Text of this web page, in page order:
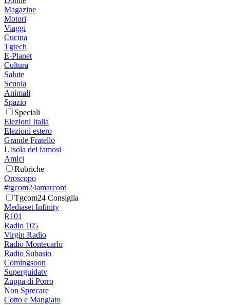
Magazine
Motori
Viaggi
Cucina
Tgtech
E-Planet
Cultura
Salute
Scuola
Animali
Spazio
Speciali
Elezioni Italia
Elezioni estero
Grande Fratello
L'isola dei famosi
Amici
Rubriche
Oroscopo
#tgcom24amarcord
Tgcom24 Consiglia
Mediaset Infinity
R101
Radio 105
Virgin Radio
Radio Montecarlo
Radio Subasio
Comingsoon
Superguidatv
Zuppa di Porro
Non Sprecare
Cotto e Mangiato